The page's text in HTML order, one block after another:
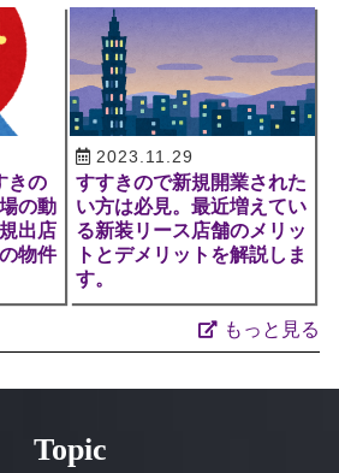
きの
の動
出店
物件
2023.11.29
すすきので新規開業された
い方は必見。最近増えてい
る新装リース店舗のメリッ
トとデメリットを解説しま
す。
もっと見る
Topic